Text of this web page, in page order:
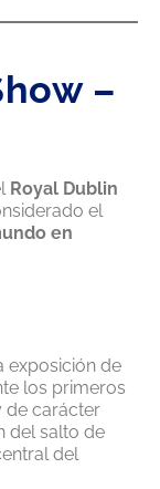
–
Royal Dublin
el
en
exposición de
los primeros
de carácter
del salto de
del